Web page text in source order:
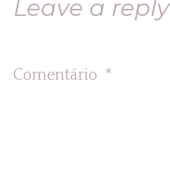
Leave a reply
Comentário *